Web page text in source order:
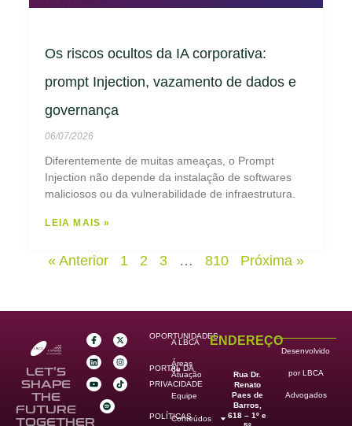
Os riscos ocultos da IA corporativa:
prompt Injection, vazamento de dados e
governança
06/07/2026
Diferentemente de muitas ameaças, o Prompt
Injection não depende da instalação de softwares
maliciosos ou da vulnerabilidade de infraestrutura.
LEIA MAIS »
« Anterior 1 2 3 … 810 Próxima »
LET’S
SHAPE
THE
FUTURE
TOGETHER
OPORTUNIDADES
PORTAL DA
PRIVACIDADE
POLÍTICAS
A LBCA
Áreas
de
Atuação
Equipe
Conteúdos
ENDEREÇO
Rua Dr.
Renato
Paes de
Barros,
618 – 1º e
Desenvolvido
por LBCA
Advogados